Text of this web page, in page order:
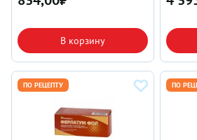
В корзину
ПО РЕЦЕПТУ ПО